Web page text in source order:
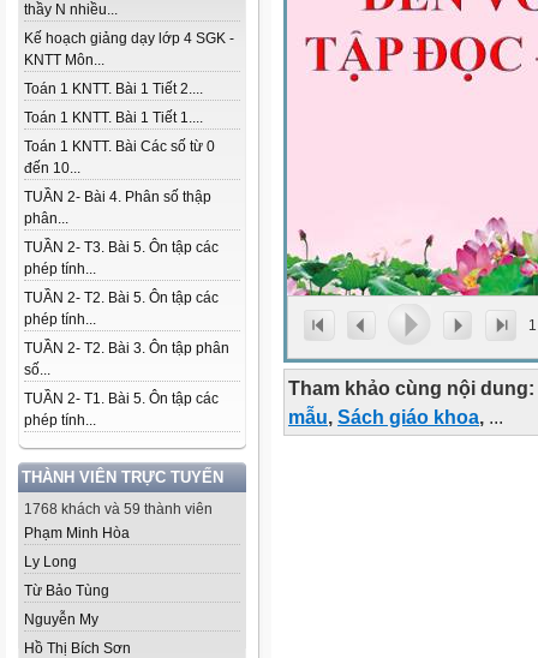
thầy N nhiều...
Kế hoạch giảng dạy lớp 4 SGK -
KNTT Môn...
Toán 1 KNTT. Bài 1 Tiết 2....
Toán 1 KNTT. Bài 1 Tiết 1....
Toán 1 KNTT. Bài Các số từ 0
đến 10...
TUẦN 2- Bài 4. Phân số thập
phân...
TUẦN 2- T3. Bài 5. Ôn tập các
phép tính...
TUẦN 2- T2. Bài 5. Ôn tập các
phép tính...
TUẦN 2- T2. Bài 3. Ôn tập phân
số...
TUẦN 2- T1. Bài 5. Ôn tập các
phép tính...
THÀNH VIÊN TRỰC TUYẾN
1768 khách và 59 thành viên
Phạm Minh Hòa
Ly Long
Từ Bảo Tùng
Nguyễn My
Hồ Thị Bích Sơn
1
Tham khảo cùng nội dung:
mẫu, Sách giáo khoa, ...